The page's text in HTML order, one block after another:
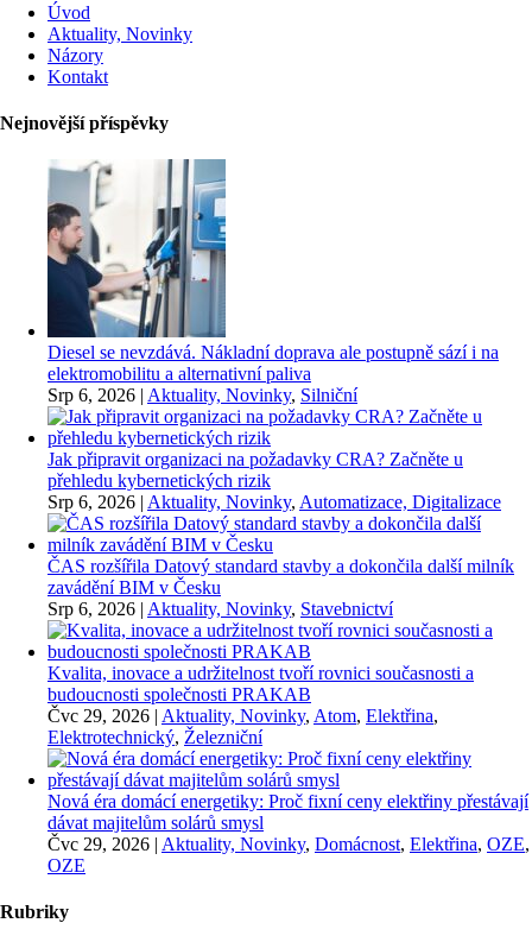
Úvod
Aktuality, Novinky
Názory
Kontakt
Nejnovější příspěvky
Diesel se nevzdává. Nákladní doprava ale postupně sází i na
elektromobilitu a alternativní paliva
Srp 6, 2026 | Aktuality, Novinky, Silniční
Jak připravit organizaci na požadavky CRA? Začněte u
přehledu kybernetických rizik
Srp 6, 2026 | Aktuality, Novinky, Automatizace, Digitalizace
ČAS rozšířila Datový standard stavby a dokončila další milník
zavádění BIM v Česku
Srp 6, 2026 | Aktuality, Novinky, Stavebnictví
Kvalita, inovace a udržitelnost tvoří rovnici současnosti a
budoucnosti společnosti PRAKAB
Čvc 29, 2026 | Aktuality, Novinky, Atom, Elektřina,
Elektrotechnický, Železniční
Nová éra domácí energetiky: Proč fixní ceny elektřiny přestávají
dávat majitelům solárů smysl
Čvc 29, 2026 | Aktuality, Novinky, Domácnost, Elektřina, OZE,
OZE
Rubriky